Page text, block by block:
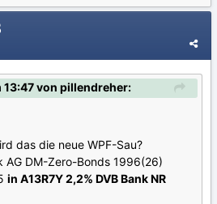
13:47 von pillendreher:
das die neue WPF-Sau?
AG DM-Zero-Bonds 1996(26)
in A13R7Y 2,2% DVB Bank NR